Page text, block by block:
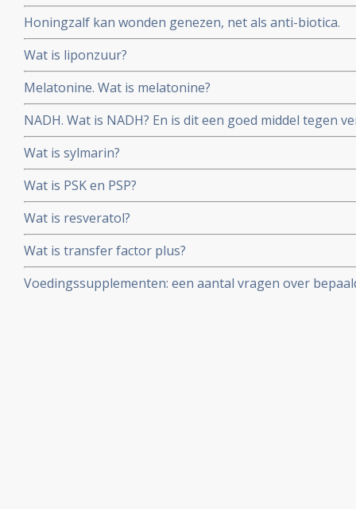
Honingzalf kan wonden genezen, net als anti-biotica.
Wat is liponzuur?
Melatonine. Wat is melatonine?
NADH. Wat is NADH? En is dit een goed middel tegen
Wat is sylmarin?
Wat is PSK en PSP?
Wat is resveratol?
Wat is transfer factor plus?
Voedingssupplementen: een aantal vragen over